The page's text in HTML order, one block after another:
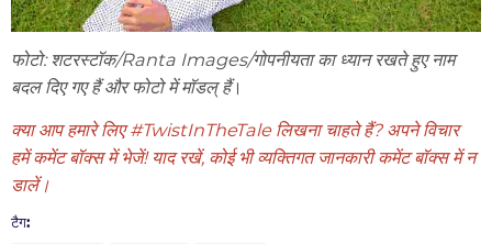
फोटो: शटरस्टॉक/Ranta Images/गोपनीयता का ध्यान रखते हुए नाम
बदल दिए गए हैं और फोटो में मॉडल् हैं।
क्या आप हमारे लिए #TwistInTheTale लिखना चाहते हैं? अपने विचार
हमें कमेंट बॉक्स में भेजें! याद रखें, कोई भी व्यक्तिगत जानकारी कमेंट बॉक्स में न
डालें।
टैग: